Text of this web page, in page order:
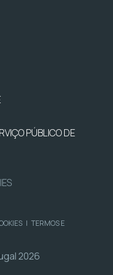
PÚBLICO DE
| TERMOS E
2026